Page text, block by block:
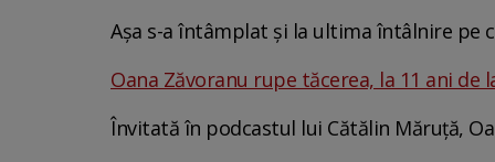
Așa s-a întâmplat și la ultima întâlnire pe
Oana Zăvoranu rupe tăcerea, la 11 ani de
Învitată în podcastul lui Cătălin Măruță,